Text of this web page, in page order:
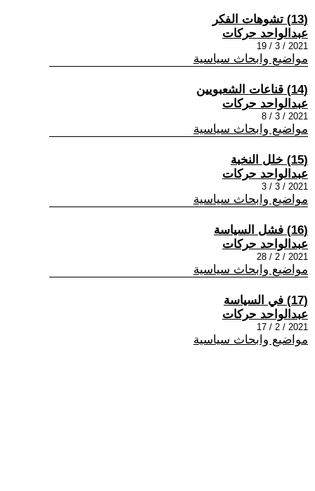
(13) تشوهات الفكر
عبدالواحد حركات
2021 / 3 / 19
مواضيع وابحاث سياسية
(14) قناعات الشعبويين
عبدالواحد حركات
2021 / 3 / 8
مواضيع وابحاث سياسية
(15) خلل النخبة
عبدالواحد حركات
2021 / 3 / 3
مواضيع وابحاث سياسية
(16) فشل السياسة
عبدالواحد حركات
2021 / 2 / 28
مواضيع وابحاث سياسية
(17) في السياسة
عبدالواحد حركات
2021 / 2 / 17
مواضيع وابحاث سياسية